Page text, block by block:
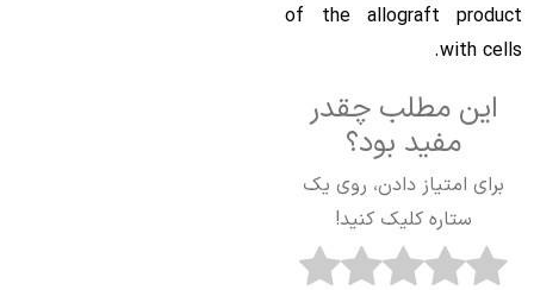
of the allograft product
with cells.
این مطلب چقدر
مفید بود؟
برای امتیاز دادن، روی یک
ستاره کلیک کنید!